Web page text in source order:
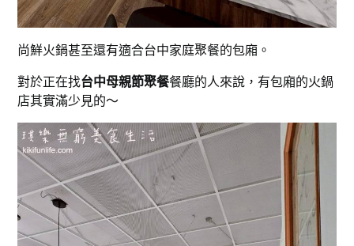
尚鮮火鍋甚至還有適合台中家庭聚餐的包廂。
對於正在找台中母親節聚餐餐廳的人來說，有包廂的火鍋
店其實滿少見的～